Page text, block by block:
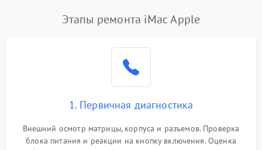
Этапы ремонта iMac Apple
1. Первичная диагностика
Внешний осмотр матрицы, корпуса и разъемов. Проверка
блока питания и реакции на кнопку включения. Оценка